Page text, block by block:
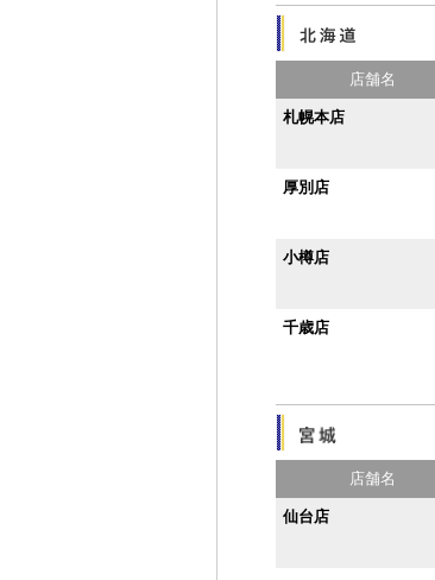
店舗名
札幌本店
厚別店
小樽店
千歳店
店舗名
仙台店